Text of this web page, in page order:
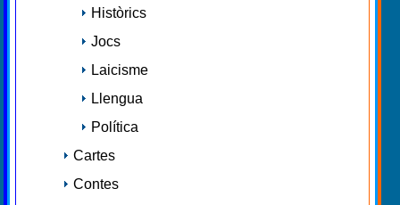
Històrics
Jocs
Laicisme
Llengua
Política
Cartes
Contes